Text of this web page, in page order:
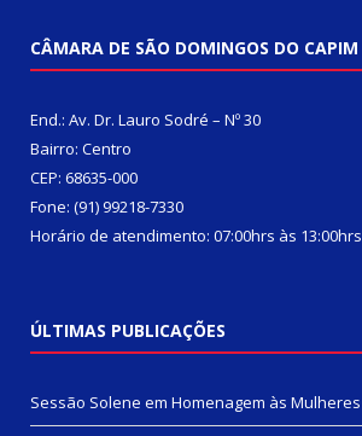
CÂMARA DE SÃO DOMINGOS DO CAPIM
End.: Av. Dr. Lauro Sodré – Nº 30
Bairro: Centro
CEP: 68635-000
Fone: (91) 99218-7330
Horário de atendimento: 07:00hrs às 13:00hrs
ÚLTIMAS PUBLICAÇÕES
Sessão Solene em Homenagem às Mulheres